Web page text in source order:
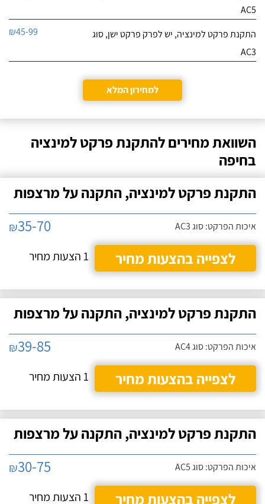
AC5
התקנת פרקט למינציה, יש לפרק פרקט ישן, סוג
AC3
₪45-99
למחירון המלא
השוואת מחירים להתקנת פרקט למינציה
בחיפה
התקנת פרקט למינציה, התקנה על מרצפות
איכות הפרקט: סוג AC3 ₪35-70
לצפייה בהצעות מחיר
1 הצעות מחיר
התקנת פרקט למינציה, התקנה על מרצפות
איכות הפרקט: סוג AC4 ₪39-85
לצפייה בהצעות מחיר
1 הצעות מחיר
התקנת פרקט למינציה, התקנה על מרצפות
איכות הפרקט: סוג AC5 ₪30-75
לצפייה בהצעות מחיר
1 הצעות מחיר